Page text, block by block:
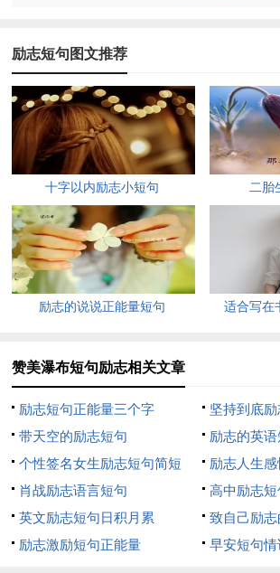
8、人性最可怜的就是：我们总是梦想着
玫瑰园，而不去欣赏今天就开在我们窗口的
9、征服畏惧、建立自信的最快最确实的
害怕的事，直到你获得成功的经验。
10、自然界没有风风雨雨，大地就不会
11、只会幻想而不行动的人，永远也体会
喜悦。
14、奋斗者在汗水汇集的江河里，将事业
彼岸。
励志短句图文推荐
十字以内励志小短句 二胎
励志的说说正能量短句 适合写在
赞美瀑布短句励志相关文章
励志短句正能量三个字
坚持到底
带天空的励志短句
励志的英
个性签名女生励志短句简短
励志人生
肖战励志语言短句
高中励志短
英文励志短句日积月累
致自己励
励志激励短句正能量
早安短句